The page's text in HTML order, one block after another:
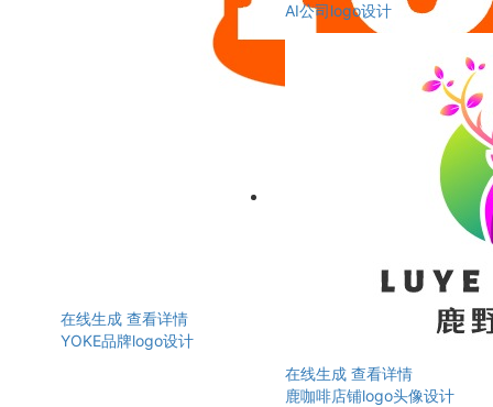
在线生成 查看详情
YOKE品牌logo设计
AI公司logo设计
在线生成 查看详情
鹿咖啡店铺logo头像设计